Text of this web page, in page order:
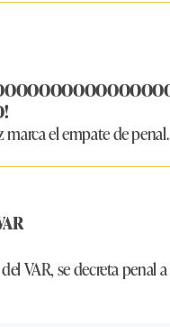
marca el empate de penal.
VAR, se decreta penal